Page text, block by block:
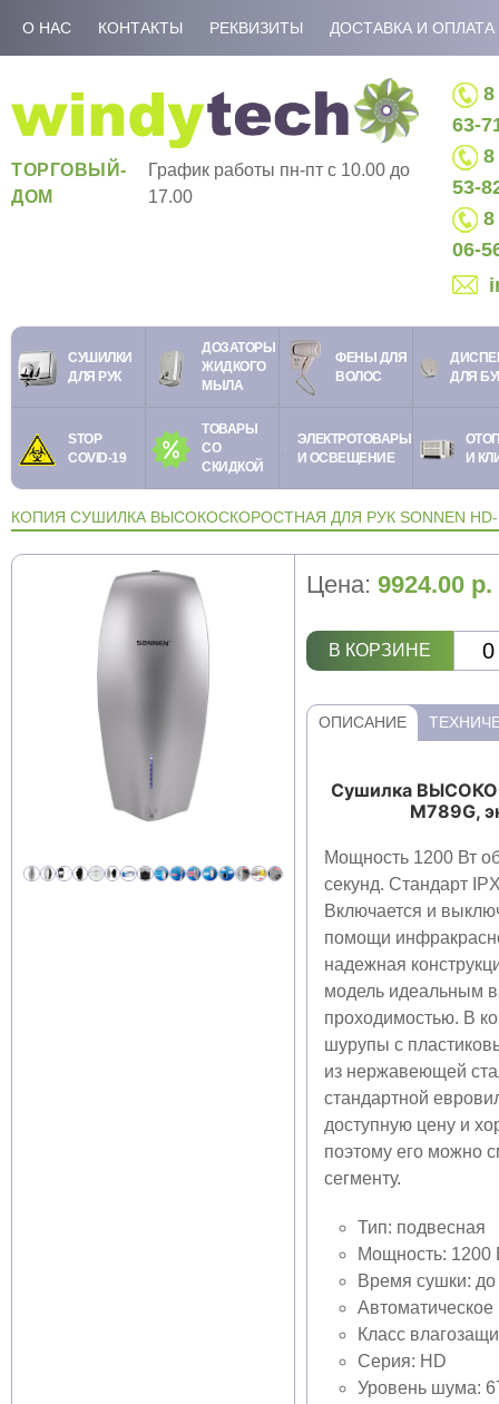
О НАС КОНТАКТЫ РЕКВИЗИТЫ ДОСТАВКА И ОПЛАТА
ТОРГОВЫЙ-
ДОМ
График работы пн-пт c 10.00 до
17.00
8
63-
8
53-
8
06-
СУШИЛКИ
ДЛЯ РУК
ДОЗАТОРЫ
ЖИДКОГО
МЫЛА
ФЕНЫ ДЛЯ
ВОЛОС
ДЛЯ
STOP
COVID-19
ТОВАРЫ
СО
СКИДКОЙ
ЭЛЕКТРОТОВАРЫ
И ОСВЕЩЕНИЕ
И
КОПИЯ СУШИЛКА ВЫСОКОСКОРОСТНАЯ ДЛЯ РУК SONNEN
Цена:9924.00 р.
В КОРЗИНЕ
ОПИСАНИЕ
Сушилка
M789G,
Мощность 1200 Вт
секунд. Стандарт
Включается и
помощи
надежная
модель идеальным
проходимостью. В
шурупы с
из нержавеющей
стандартной
доступную цену и
поэтому его можно
сегменту.
Тип: подвесная
Мощность: 1200
Время сушки: до
Класс
Серия: HD
Уровень шума: